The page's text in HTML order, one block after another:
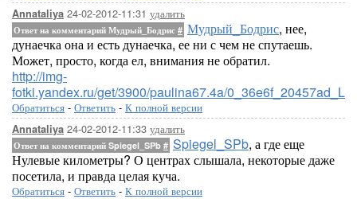
Annataliya 24-02-2012-11:31 удалить
Ответ на комментарий Мудрый_Бодрис # Мудрый_Бодрис, нее,
дунаечка она и есть дунаечка, ее ни с чем не спутаешь.
Может, просто, когда ел, внимания не обратил.
http://img-
fotki.yandex.ru/get/3900/paulina67.4a/0_36e6f_20457ad_L
Обратиться - Ответить - К полной версии
Annataliya 24-02-2012-11:33 удалить
Ответ на комментарий Spiegel_SPb # Spiegel_SPb, а где еще
Нулевые километры? О центрах слышала, некоторые даже
посетила, и правда целая куча.
Обратиться - Ответить - К полной версии